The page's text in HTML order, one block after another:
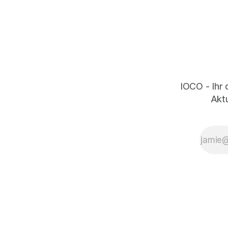
IOCO - Ihr